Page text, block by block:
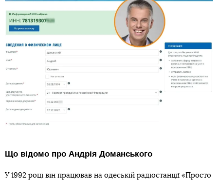
Що відомо про Андрія Доманського
У 1992 році він працював на одеській радіостанції «Просто